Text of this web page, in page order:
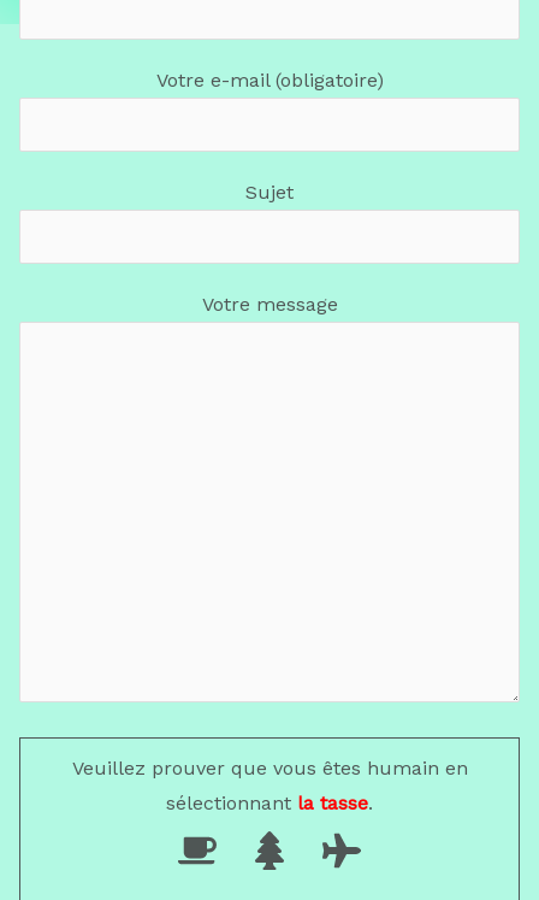
Votre e-mail (obligatoire)
Sujet
Votre message
Veuillez prouver que vous êtes humain en
sélectionnant la tasse.